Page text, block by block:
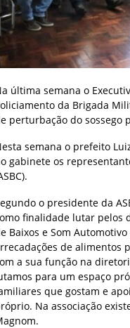
última semana o
da Brigada
perturbação do sossego
semana o prefeito
gabinete os
o presidente da
finalidade lutar pelos
Baixos e Som
de alimentos
a sua função na
para um espaço
que gostam e
Na associação